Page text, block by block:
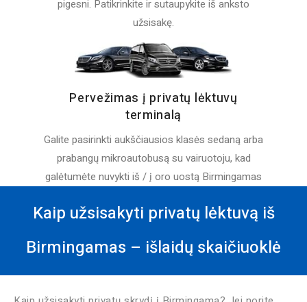
pigesni. Patikrinkite ir sutaupykite iš anksto
užsisakę.
Pervežimas į privatų lėktuvų
terminalą
Galite pasirinkti aukščiausios klasės sedaną arba
prabangų mikroautobusą su vairuotoju, kad
galėtumėte nuvykti iš / į oro uostą Birmingamas
Kaip užsisakyti privatų lėktuvą iš
Birmingamas – išlaidų skaičiuoklė